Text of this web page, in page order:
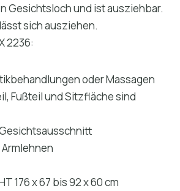
Gesichtsloch und ist ausziehbar.
sich ausziehen.
2236:
oder Massagen
Fußteil und Sitzfläche sind
176 x 67 bis 92 x 60 cm